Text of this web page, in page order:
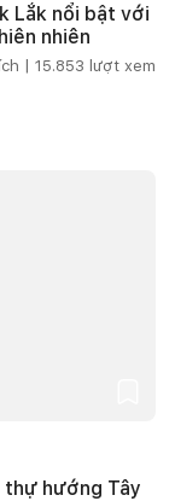
Lắk nổi bật với
nhiên
| 15.853 lượt xem
hướng Tây